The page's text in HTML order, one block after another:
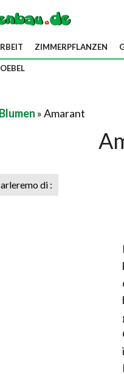
ZIMMERPFLANZEN
» Amarant
di :